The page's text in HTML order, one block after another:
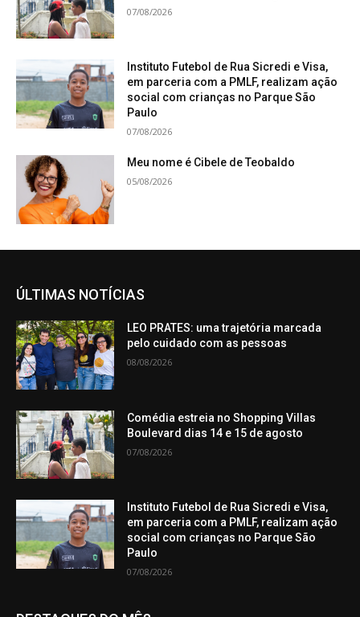
07/08/2026
Instituto Futebol de Rua Sicredi e Visa,
em parceria com a PMLF, realizam ação
social com crianças no Parque São
Paulo
07/08/2026
Meu nome é Cibele de Teobaldo
05/08/2026
ÚLTIMAS NOTÍCIAS
LEO PRATES: uma trajetória marcada
pelo cuidado com as pessoas
08/08/2026
Comédia estreia no Shopping Villas
Boulevard dias 14 e 15 de agosto
07/08/2026
Instituto Futebol de Rua Sicredi e Visa,
em parceria com a PMLF, realizam ação
social com crianças no Parque São
Paulo
07/08/2026